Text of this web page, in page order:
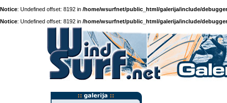
Notice: Undefined offset: 8192 in /home/wsurfnet/public_html/galerija/include/
Notice: Undefined offset: 8192 in /home/wsurfnet/public_html/galerija/include/